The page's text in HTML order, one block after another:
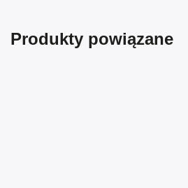
Produkty powiązane